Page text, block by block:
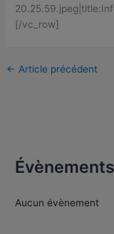
[/vc_row]
← Article précédent
Évènements
Aucun évènement